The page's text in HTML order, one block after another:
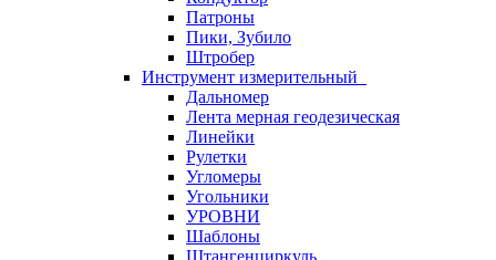
Патроны
Пики, Зубило
Штробер
Инструмент измерительный
Дальномер
Лента мерная геодезическая
Линейки
Рулетки
Угломеры
Угольники
УРОВНИ
Шаблоны
Штангенциркуль